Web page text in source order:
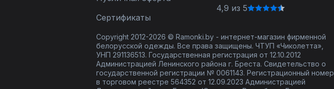
Сертификаты
4,9 из 5
Copyright 2012-2026 © Ramonki.by - интернет-магазин фирменной
белорусской одежды. Все права защищены. ЧТУП «Чиколетта»,
УНП 291136513. Государственная регистрация от 12.10.2012
Администрацией Ленинского района г. Бреста. Свидетельство о
государственной регистрации № 0061143. Регистрационный номер
в торговом реестре 564352 от 12.09.2023 Администрацией